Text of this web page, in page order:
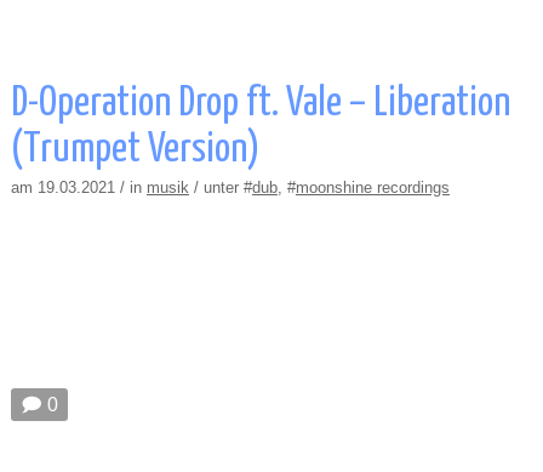
D-Operation Drop ft. Vale – Liberation
(Trumpet Version)
am 19.03.2021 / in musik/ unter #dub, #moonshine recordings
🗩 0